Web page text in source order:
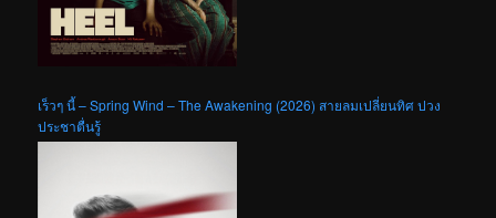
เร็วๆ นี้ – Spring Wind – The Awakening (2026) สายลมเปลี่ยนทิศ ปวง
ประชาตื่นรู้